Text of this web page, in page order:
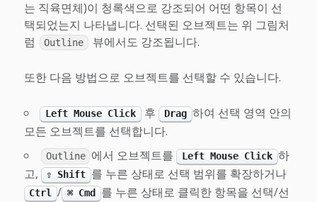
는 직육면체)이 청록색으로 강조되어 어떤 항목이 선
택되었는지 나타냅니다. 선택된 오브젝트는 위 그림처
럼
Outline 뷰에서도 강조됩니다.
또한 다음 방법으로 오브젝트를 선택할 수 있습니다.
Left Mouse Click 후 Drag 하여 선택 영역 안의
모든 오브젝트를 선택합니다.
Outline 에서 오브젝트를 Left Mouse Click 하
고,
⇧ Shift 를 누른 상태로 선택 범위를 확장하거나
Ctrl / ⌘ Cmd
를 누른 상태로 클릭한 항목을 선택/선